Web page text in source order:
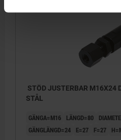
STÖD JUSTERBAR M16X24
STÅL
GÄNGA=M16 LÄNGD=80
GÄNGLÄNGD=24
E=27 F=27